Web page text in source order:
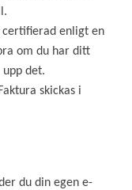
certifierad enligt en
om du har ditt
det.​
skickas i
du din egen e-